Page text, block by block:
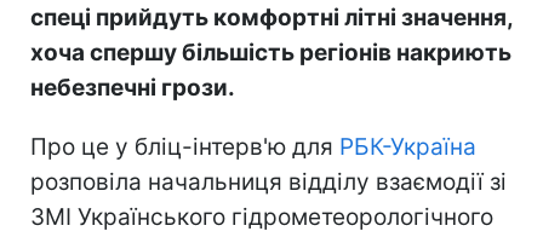
спеці прийдуть комфортні літні значення,
хоча спершу більшість регіонів накриють
небезпечні грози.
Про це у бліц-інтерв'ю для РБК-Україна
розповіла начальниця відділу взаємодії зі
ЗМІ Українського гідрометеорологічного